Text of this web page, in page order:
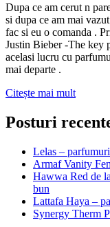
Dupa ce am cerut n
si dupa ce am mai
fac si eu o comanda .
Justin Bieber -The key
acelasi lucru cu
mai departe .
Citește mai multJustin
The
Posturi
Lelas –
Armaf Vanity
Hawwa Red de
bun
Lattafa Haya –
Synergy Therm